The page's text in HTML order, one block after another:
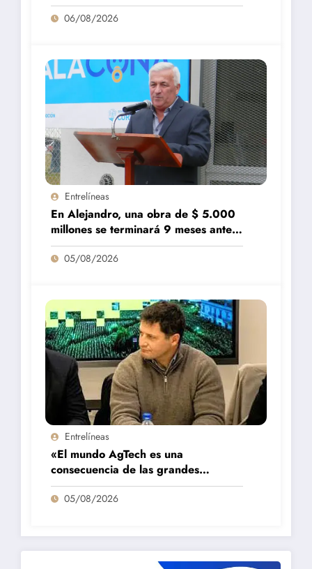
vaya a repuntar»
06/08/2026
Entrelíneas
En Alejandro, una obra de $ 5.000
millones se terminará 9 meses antes
de lo previsto
05/08/2026
Entrelíneas
«El mundo AgTech es una
consecuencia de las grandes
fortalezas que tenemos en la región»
05/08/2026